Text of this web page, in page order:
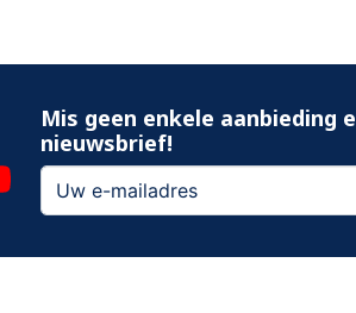
Mis geen enkele aanbieding
nieuwsbrief!